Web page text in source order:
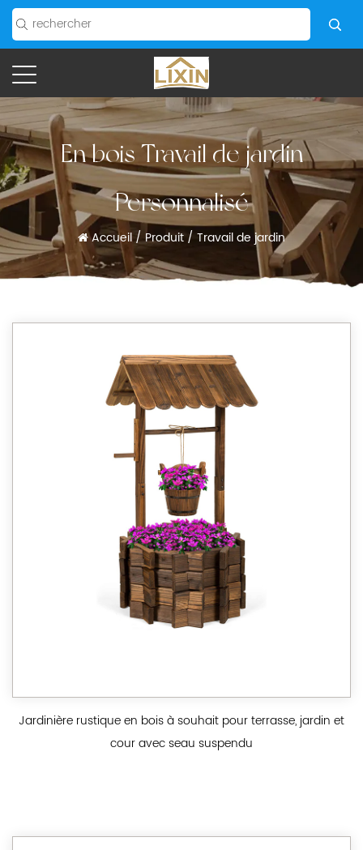
En bois Travail de jardin
Personnalisé
Accueil/Produit / Travail de jardin
Jardinière rustique en bois à souhait pour terrasse, jardin et
cour avec seau suspendu